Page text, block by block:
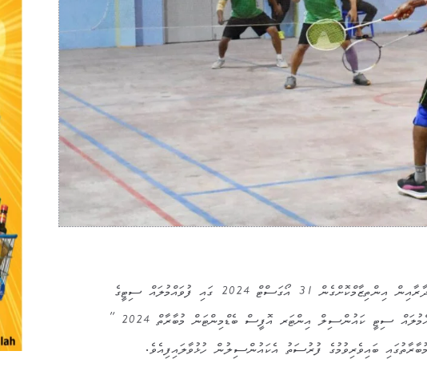
ފުވައްމުލަކު ސިޓީ ކައުންސިލްގެ އިދާރާއިން އިންތިޒާމްކޮށްގެން 31 އޯގަސްޓް 2024 ގައި ފުވައްމުލައް ސިޓީގެ
އޮފީސްތަކަށް އަމާޒުކޮށްގެން ” ފުވައްމުލައް ސިޓީ ކައުންސިލް އިންޓަރ އޮފީސް ބެޑްމިންޓަން މުބާރާތް 2024 ”
ބައިވެރިވުމުގެ ފުރުސަތު އެކައުންސިލުން ހުޅުވާލައިފިއެވެ.